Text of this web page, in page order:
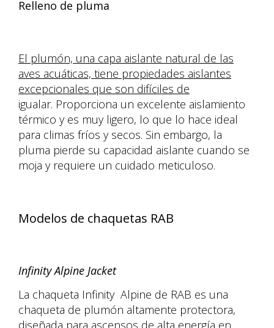
Relleno de pluma
El plumón, una capa aislante natural de las
aves acuáticas, tiene propiedades aislantes
excepcionales que son difíciles de
igualar. Proporciona un excelente aislamiento
térmico y es muy ligero, lo que lo hace ideal
para climas fríos y secos. Sin embargo, la
pluma pierde su capacidad aislante cuando se
moja y requiere un cuidado meticuloso.
Modelos de chaquetas RAB
Infinity Alpine Jacket
La chaqueta Infinity Alpine de RAB es una
chaqueta de plumón altamente protectora,